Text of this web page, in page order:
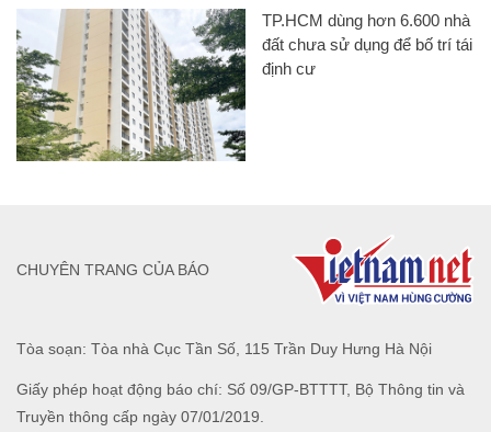
TP.HCM dùng hơn 6.600 nhà
đất chưa sử dụng để bố trí tái
định cư
Tòa soạn: Tòa nhà Cục Tần Số, 115 Trần Duy Hưng Hà Nội
Giấy phép hoạt động báo chí: Số 09/GP-BTTTT, Bộ Thông tin và
Truyền thông cấp ngày 07/01/2019.
CHUYÊN TRANG CỦA BÁO